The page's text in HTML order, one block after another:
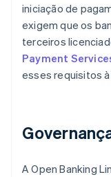
iniciação de
exigem que os
terceiros
Payment
esses requisitos
A Open Banking